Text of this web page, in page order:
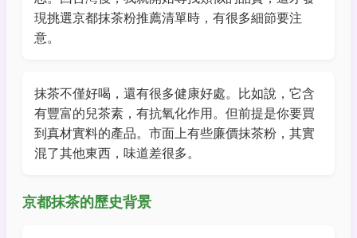
現挑選京都抹茶粉推薦清單時，有很多細節要注
意。
抹茶不僅好喝，還有很多健康好處。比如說，它含
有豐富的兒茶素，有抗氧化作用。但前提是你要買
到真材實料的產品。市面上有些廉價抹茶粉，其實
混了其他東西，味道差很多。
京都抹茶的歷史背景